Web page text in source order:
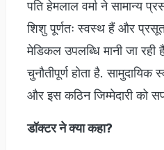
पति हेमलाल वर्मा ने सामान्य
शिशु पूर्णतः स्वस्थ हैं और
मेडिकल उपलब्धि मानी जा
चुनौतीपूर्ण होता है.
और इस कठिन जिम्मेदारी को
डॉक्टर ने क्या कहा?